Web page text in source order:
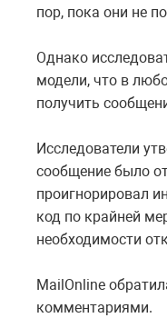
пор, пока они не
Однако
модели, что в
получить
Исследователи
сообщение было
проигнорировал
код по крайней
необходимости
MailOnline
комментариями.